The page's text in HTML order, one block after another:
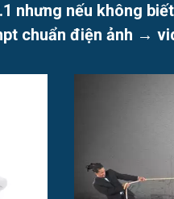
nhưng nếu không
chuẩn điện ảnh →